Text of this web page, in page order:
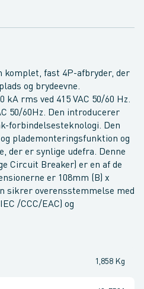
komplet, fast 4P-afbryder, der
og brydeevne.
kA rms ved 415 VAC 50/60 Hz.
50/60Hz. Den introducerer
forbindelsesteknologi. Den
plademonteringsfunktion og
der er synlige udefra. Denne
Circuit Breaker) er en af de
er 108mm (B) x
sikrer overensstemmelse med
/CCC/EAC) og
1,858 Kg